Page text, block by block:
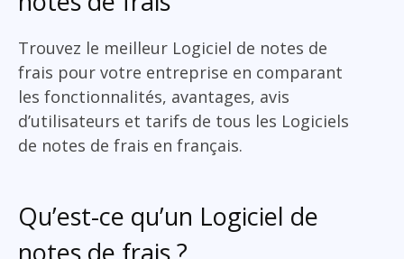
Trouvez le meilleur Logiciel de notes de
frais pour votre entreprise en comparant
les fonctionnalités, avantages, avis
d’utilisateurs et tarifs de tous les Logiciels
de notes de frais en français.
Qu’est-ce qu’un Logiciel de
notes de frais ?